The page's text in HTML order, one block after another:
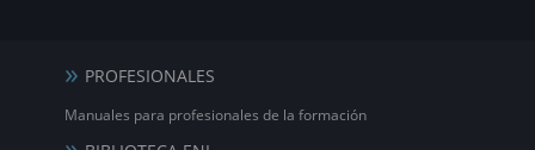
PROFESIONALES
Manuales para profesionales de la formación